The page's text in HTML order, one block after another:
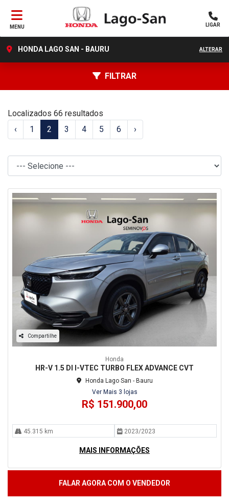
MENU LIGAR
HONDA LAGO SAN - BAURU ALTERAR
Localizados 66 resultados
‹
1 2 3 4 5 6 ›
FILTRAR
Compartilhe
Honda
HR-V 1.5 DI I-VTEC TURBO FLEX ADVANCE CVT
Honda Lago San - Bauru
Ver Mais 3 lojas
R$ 151.900,00
45.315 km 2023/2023
MAIS INFORMAÇÕES
FALAR AGORA COM O VENDEDOR